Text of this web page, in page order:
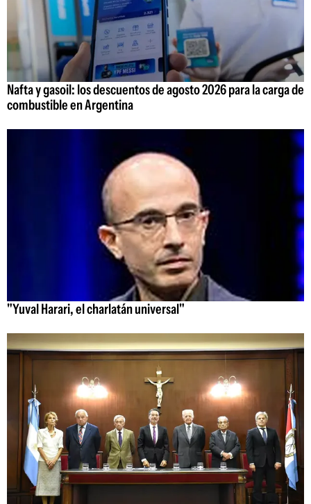
Nafta y gasoil: los descuentos de agosto 2026 para la carga de
combustible en Argentina
"Yuval Harari, el charlatán universal"